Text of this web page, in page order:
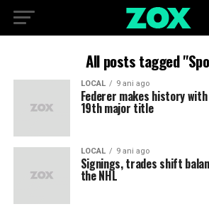
All posts tagged
LOCAL 9 ani ago
Federer makes history
19th major title
LOCAL 9 ani ago
Signings, trades shift
the NHL